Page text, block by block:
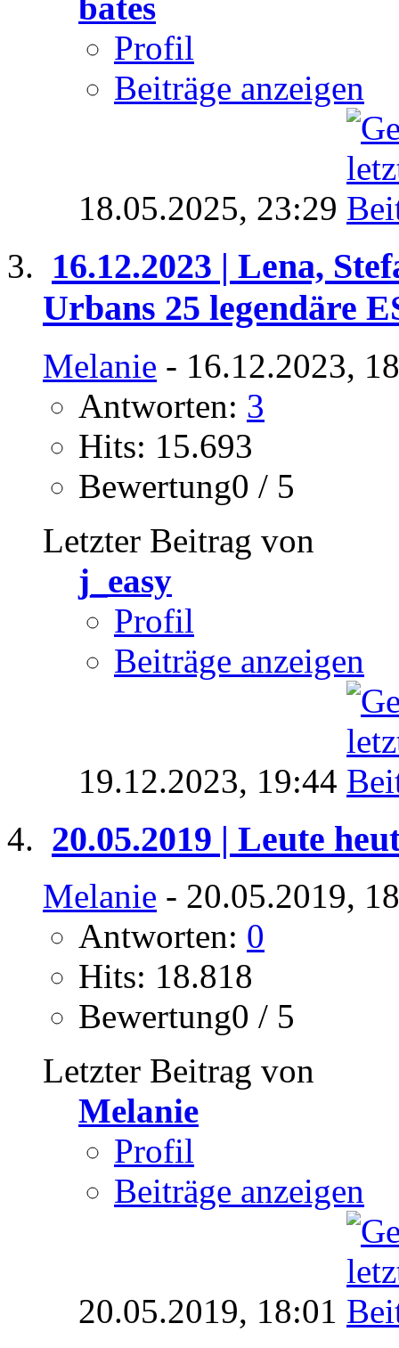
bates
Profil
Beiträge anzeigen
18.05.2025, 23:29
16.12.2023 | Lena,
Urbans 25 legendäre
Melanie - 16.12.2023,
Antworten: 3
Hits: 15.693
Bewertung0 / 5
Letzter Beitrag von
j_easy
Profil
Beiträge anzeigen
19.12.2023, 19:44
20.05.2019 | Leute
Melanie - 20.05.2019,
Antworten: 0
Hits: 18.818
Bewertung0 / 5
Letzter Beitrag von
Melanie
Profil
Beiträge anzeigen
20.05.2019, 18:01